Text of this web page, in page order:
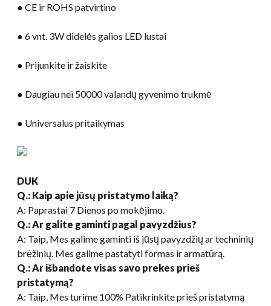
● CE ir ROHS patvirtino
● 6 vnt. 3W didelės galios LED lustai
● Prijunkite ir žaiskite
● Daugiau nei 50000 valandų gyvenimo trukmė
● Universalus pritaikymas
DUK
Q.: Kaip apie jūsų pristatymo laiką?
A: Paprastai 7 Dienos po mokėjimo.
Q.: Ar galite gaminti pagal pavyzdžius?
A: Taip, Mes galime gaminti iš jūsų pavyzdžių ar techninių
brėžinių. Mes galime pastatyti formas ir armatūrą.
Q.: Ar išbandote visas savo prekes prieš
pristatymą?
A: Taip, Mes turime 100% Patikrinkite prieš pristatymą